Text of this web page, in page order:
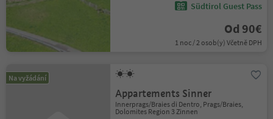
Südtirol Guest Pass
Od 90€
1 noc / 2 osob(y) Včetně DPH
Na vyžádání
Appartements Sinner
Innerprags/Braies di Dentro, Prags/Braies,
Dolomites Region 3 Zinnen